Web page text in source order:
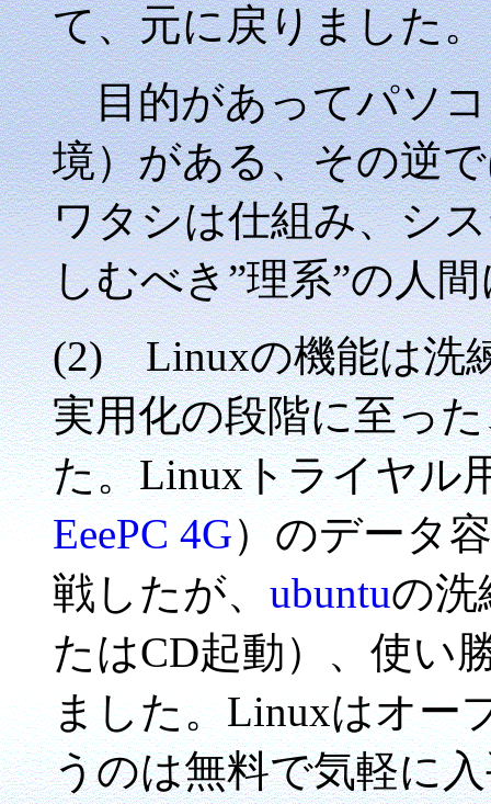
て、元に戻りました。
目的があってパソコ
境）がある、その逆
ワタシは仕組み、シ
しむべき”理系”の人
(2) Linuxの機能は洗
実用化の段階に至っ
た。Linuxトライヤル
EeePC 4G）のデータ
戦したが、 ubuntuの洗
たはCD起動）、使い
ました。Linuxはオー
うのは無料で気軽に